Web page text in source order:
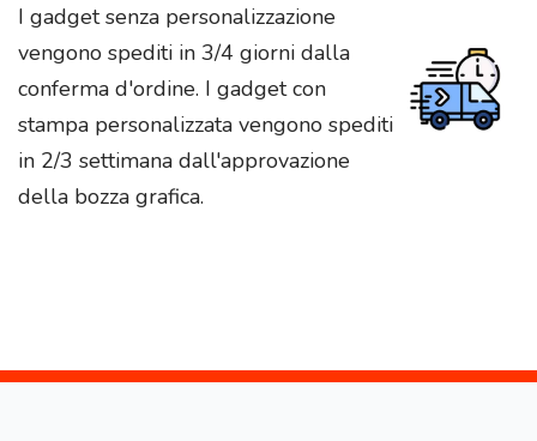
I gadget senza personalizzazione
vengono spediti in 3/4 giorni dalla
conferma d'ordine. I gadget con
stampa personalizzata vengono spediti
in 2/3 settimana dall'approvazione
della bozza grafica.